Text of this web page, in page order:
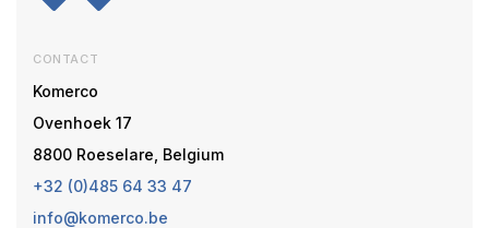
CONTACT
Komerco
Ovenhoek 17
8800 Roeselare, Belgium
+32 (0)485 64 33 47
info@komerco.be